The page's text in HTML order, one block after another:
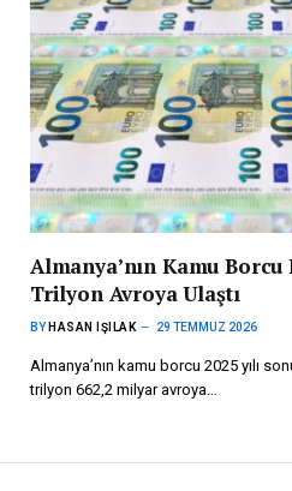
Almanya’nın Kamu Borcu
Trilyon Avroya Ulaştı
BY HASAN IŞILAK 29 TEMMUZ 2026
Almanya’nın kamu borcu 2025 yılı
trilyon 662,2 milyar avroya…